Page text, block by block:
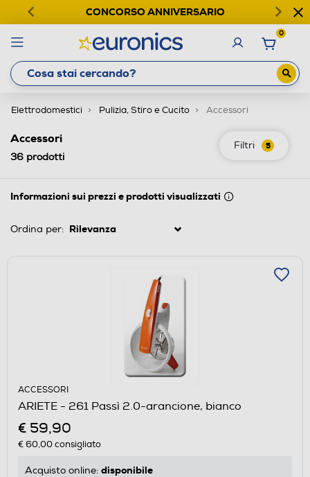
CONCORSO ANNIVERSARIO
0
Elettrodomestici Pulizia, Stiro e Cucito Accessori
Filtri 5
Accessori
36 prodotti
Informazioni sui prezzi e prodotti visualizzati
Ordina per:
ACCESSORI
ARIETE - 261 Passì 2.0-arancione, bianco
€ 59,90
€ 60,00consigliato
Acquisto online: disponibile